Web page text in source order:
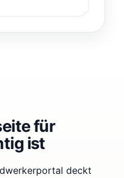
für
ist
deckt